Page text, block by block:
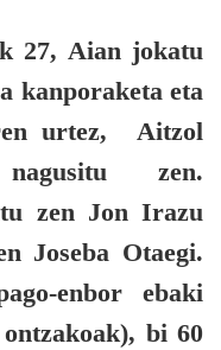
27, Aian jokatu
kanporaketa eta
urtez,
Aitzol
zen.
zen Jon Irazu
Joseba Otaegi.
enbor ebaki
bi 60